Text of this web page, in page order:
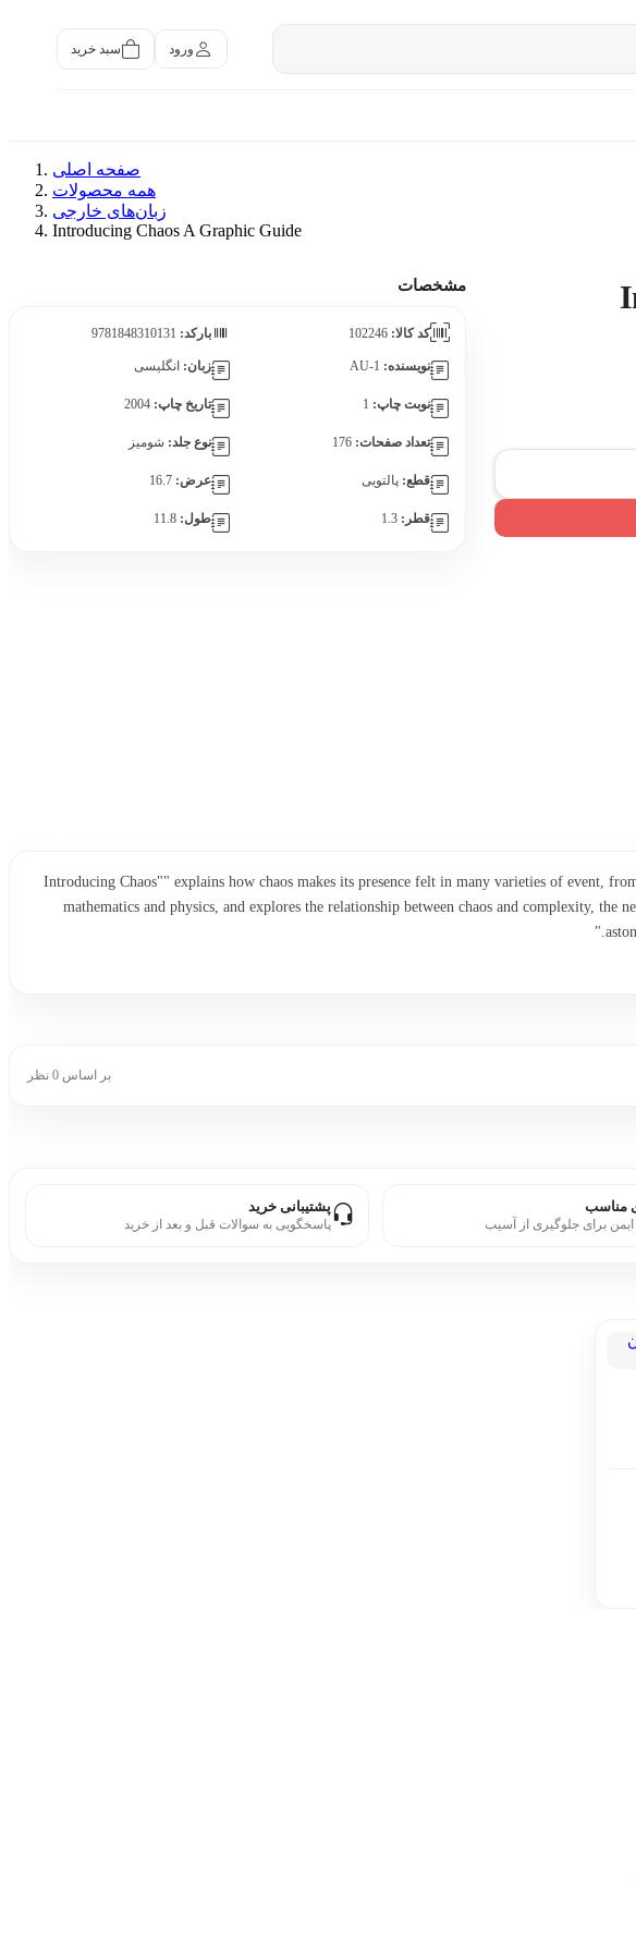
ورود سبد خرید
صفحه اصلی
همه محصولات
زبان‌های خارجی
Introducing Chaos A Graphic Guide
مشخصات
کد کالا: بارکد:
نویسنده: AU-1 زبان: انگلیسی
نوبت چاپ: 1 تاریخ چاپ: 2004
تعداد صفحات: 176 نوع جلد: شومیز
قطع: پالتویی عرض: 16.7
قطر: 1.3 طول: 11.8
"""Introducing Chaos"" explains how chaos makes its presence felt in many varieties of event,
mathematics and physics, and explores the relationship between chaos and complexity,
بر اساس 0 نظر
مناسب
ایمن برای جلوگیری از آسیب
پشتیبانی خرید
پاسخگویی به سوالات قبل و بعد از خرید